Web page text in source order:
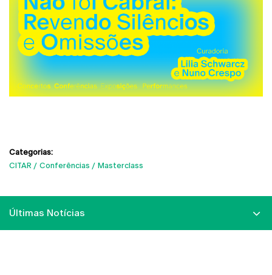
Categorias:
CITAR
Conferências Masterclass
Últimas Notícias